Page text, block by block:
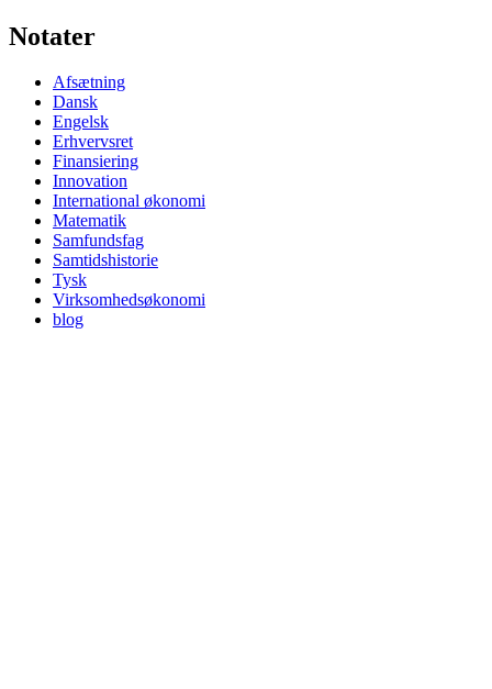
Notater
Afsætning
Dansk
Engelsk
Erhvervsret
Finansiering
Innovation
International økonomi
Matematik
Samfundsfag
Samtidshistorie
Tysk
Virksomhedsøkonomi
blog